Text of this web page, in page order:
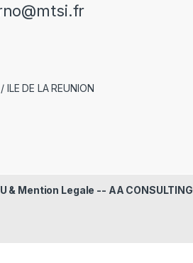
DE LA REUNION
& Mention Legale -- AA CONSULTING